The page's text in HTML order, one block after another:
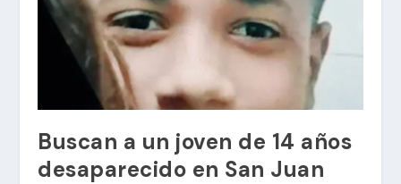
Buscan a un joven de 14 años
desaparecido en San Juan